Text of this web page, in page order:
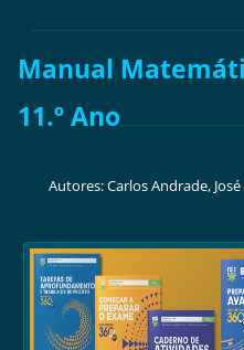
Manual
11.º Ano
Autores: Carlos Andrade,